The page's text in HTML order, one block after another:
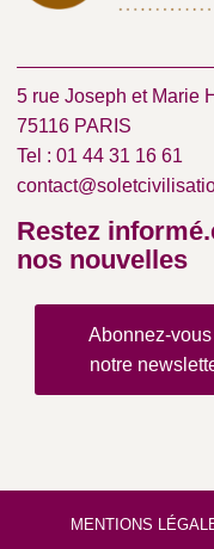
5 rue Joseph et Marie
75116 PARIS
Tel : 01 44 31 16 61
Restez
nos nouvelles
Abonnez-vous
notre
MENTIONS